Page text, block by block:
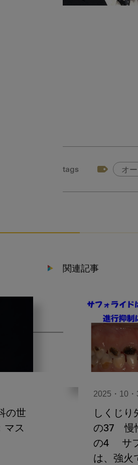
tags オ
関連記事
の世
マス
2025・10・
しくじり
の37 慢
の4 サフ
は、強火